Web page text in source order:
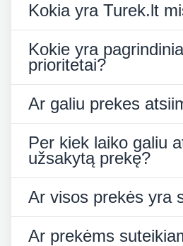
Kokia yra Turek.lt
Kokie yra
prioritetai?
Ar galiu prekes
Per kiek laiko galiu
užsakytą prekę?
Ar visos prekės yra
Ar prekėms